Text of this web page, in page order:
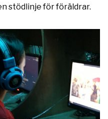
stödlinje för föräldrar.